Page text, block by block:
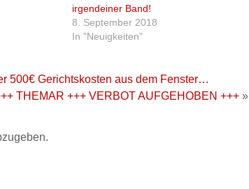
irgendeiner Band!
8. September 2018
In "Neuigkeiten"
500€ Gerichtskosten aus dem Fenster…
THEMAR +++ VERBOT AUFGEHOBEN +++ »